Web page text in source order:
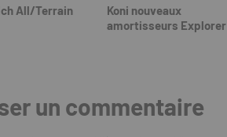
All/Terrain
Koni nouveaux
amortisseurs Explorer
un commentaire